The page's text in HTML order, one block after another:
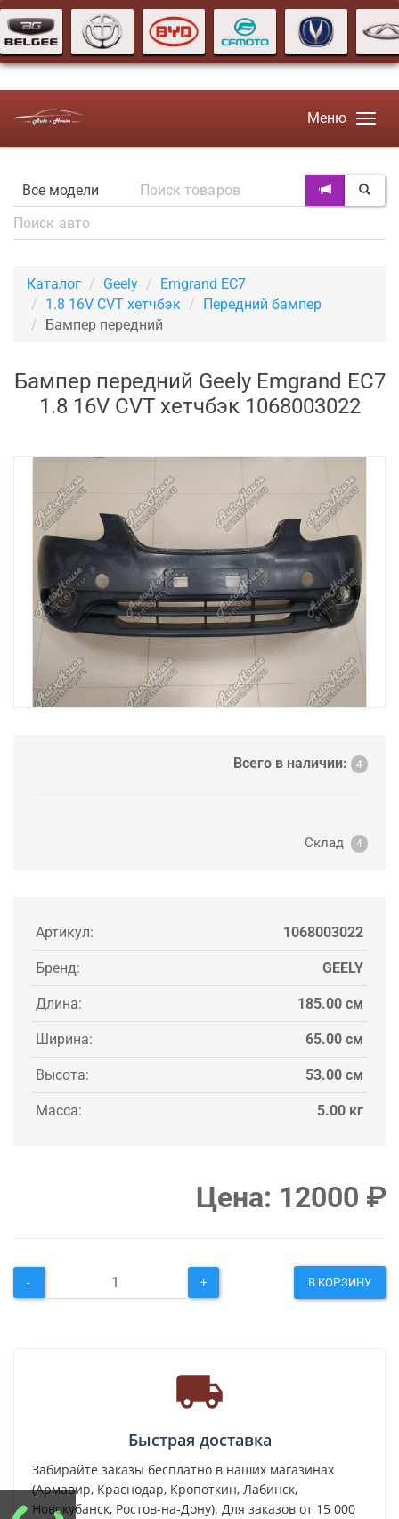
Меню
Каталог Geely
Emgrand EC7
1.8 16V CVT хетчбэк
Передний бампер
Бампер передний
Бампер передний Geely Emgrand EC7
1.8 16V CVT хетчбэк 1068003022
Всего в наличии: 4
Склад 4
Артикул: 1068003022
Бренд: GEELY
Длина: 185.00 см
Ширина: 65.00 см
Высота: 53.00 см
Масса: 5.00 кг
Цена: 12000 ₽
- + В КОРЗИНУ
Быстрая доставка
Забирайте заказы бесплатно в наших магазинах
(Армавир, Краснодар, Кропоткин, Лабинск,
Новокубанск, Ростов-на-Дону). Для заказов от 15 000